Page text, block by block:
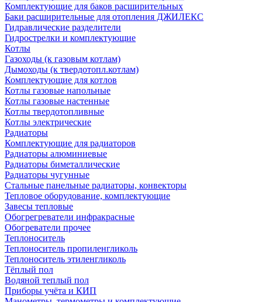
Комплектующие для баков расширительных
Баки расширительные для отопления ДЖИЛЕКС
Гидравлические разделители
Гидрострелки и комплектующие
Котлы
Газоходы (к газовым котлам)
Дымоходы (к твердотопл.котлам)
Комплектующие для котлов
Котлы газовые напольные
Котлы газовые настенные
Котлы твердотопливные
Котлы электрические
Радиаторы
Комплектующие для радиаторов
Радиаторы алюминиевые
Радиаторы биметаллические
Радиаторы чугунные
Стальные панельные радиаторы, конвекторы
Тепловое оборудование, комплектующие
Завесы тепловые
Обогрегреватели инфракрасные
Обогреватели прочее
Теплоноситель
Теплоноситель пропиленгликоль
Теплоноситель этиленгликоль
Тёплый пол
Водяной теплый пол
Приборы учёта и КИП